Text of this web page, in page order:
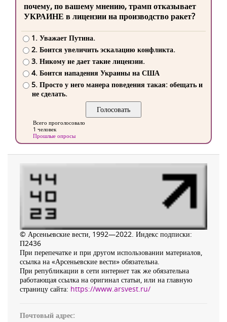
почему, по вашему мнению, трамп отказывает
УКРАИНЕ в лицензии на производство ракет?
1. Уважает Путина.
2. Боится увеличить эскалацию конфликта.
3. Никому не дает такие лицензии.
4. Боится нападения Украины на США
5. Просто у него манера поведения такая: обещать и
не сделать.
Всего проголосовало
1 человек
Прошлые опросы
© Арсеньевские вести, 1992—2022. Индекс подписки:
П2436
При перепечатке и при другом использовании материалов,
ссылка на «Арсеньевские вести» обязательна.
При републикации в сети интернет так же обязательна
работающая ссылка на оригинал статьи, или на главную
страницу сайта: https://www.arsvest.ru/
Почтовый адрес: